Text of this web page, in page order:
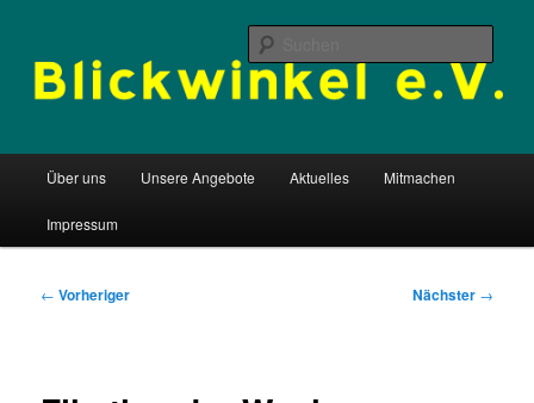
Inhalt
springenBlickwinkel e.V.
HauptmenüÜber uns Unsere Angebote Aktuelles Mitmachen
Impressum
Beitragsnavigation
← Vorheriger Nächster →